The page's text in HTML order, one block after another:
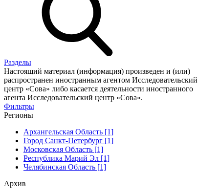
Разделы
Настоящий материал (информация) произведен и (или)
распространен иностранным агентом Исследовательский
центр «Сова» либо касается деятельности иностранного
агента Исследовательский центр «Сова».
Фильтры
Регионы
Архангельская Область [1]
Город Санкт-Петербург [1]
Московская Область [1]
Республика Марий Эл [1]
Челябинская Область [1]
Архив